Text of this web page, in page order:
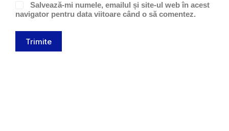
Salvează-mi numele, emailul și site-ul web în acest
navigator pentru data viitoare când o să comentez.
Trimite